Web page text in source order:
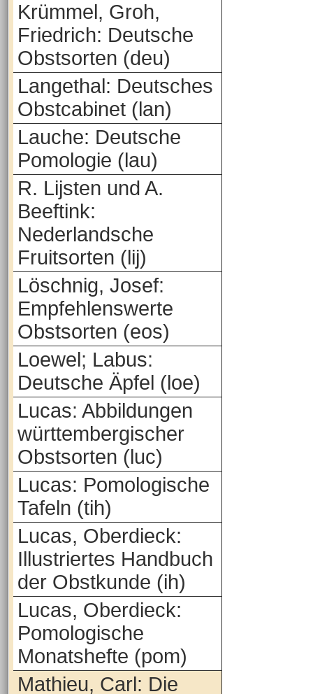
Krümmel, Groh,
Friedrich: Deutsche
Obstsorten (deu)
Langethal: Deutsches
Obstcabinet (lan)
Lauche: Deutsche
Pomologie (lau)
R. Lijsten und A.
Beeftink:
Nederlandsche
Fruitsorten (lij)
Löschnig, Josef:
Empfehlenswerte
Obstsorten (eos)
Loewel; Labus:
Deutsche Äpfel (loe)
Lucas: Abbildungen
württembergischer
Obstsorten (luc)
Lucas: Pomologische
Tafeln (tih)
Lucas, Oberdieck:
Illustriertes Handbuch
der Obstkunde (ih)
Lucas, Oberdieck:
Pomologische
Monatshefte (pom)
Mathieu, Carl: Die